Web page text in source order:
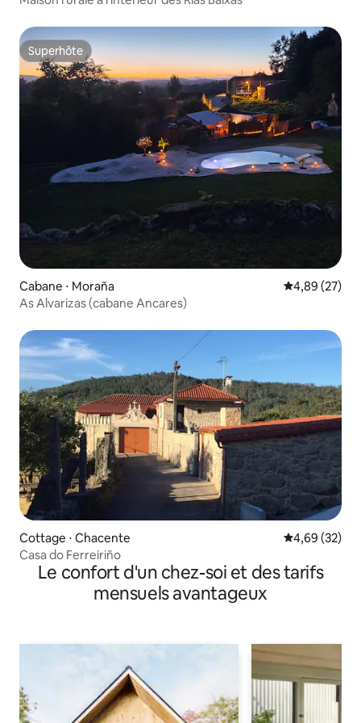
Superhôte
Superhôte
Cabane ⋅ Moraña Évaluation
4,89 (27)
As Alvarizas (cabane Ancares)
Cottage ⋅ Chacente Évaluation
4,69 (32)
Casa do Ferreiriño
Le confort d'un chez-soi et des tarifs
mensuels avantageux